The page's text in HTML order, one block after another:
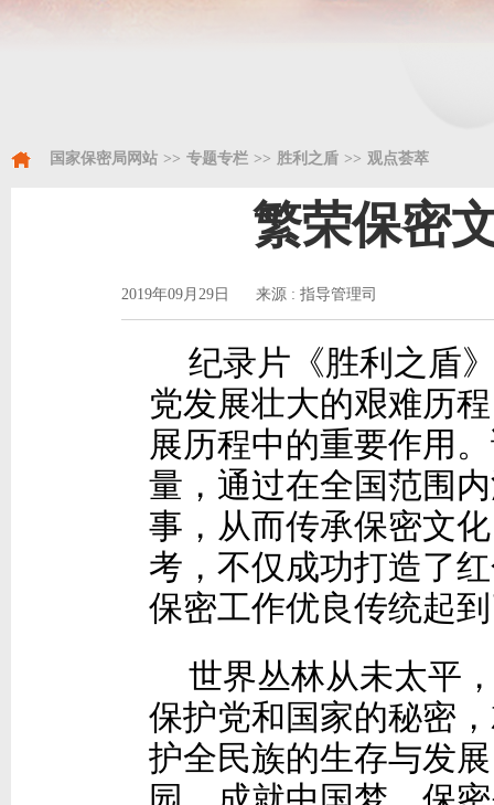
国家保密局网站 >> 专题专栏 >> 胜利之盾 >> 观点荟萃
繁荣保密
2019年09月29日 来源 : 指导管理司
纪录片《胜利之盾
党发展壮大的艰难历
展历程中的重要作用
量，通过在全国范围
事，从而传承保密文
考，不仅成功打造了
保密工作优良传统起
世界丛林从未太平
保护党和国家的秘密
护全民族的生存与发